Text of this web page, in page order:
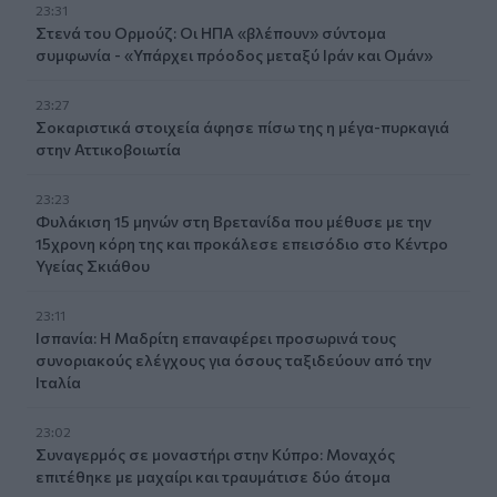
23:31
Στενά του Ορμούζ: Οι ΗΠΑ «βλέπουν» σύντομα
συμφωνία - «Υπάρχει πρόοδος μεταξύ Ιράν και Ομάν»
23:27
Σοκαριστικά στοιχεία άφησε πίσω της η μέγα-πυρκαγιά
στην Αττικοβοιωτία
23:23
Φυλάκιση 15 μηνών στη Βρετανίδα που μέθυσε με την
15χρονη κόρη της και προκάλεσε επεισόδιο στο Κέντρο
Υγείας Σκιάθου
23:11
Ισπανία: Η Μαδρίτη επαναφέρει προσωρινά τους
συνοριακούς ελέγχους για όσους ταξιδεύουν από την
Ιταλία
23:02
Συναγερμός σε μοναστήρι στην Κύπρο: Μοναχός
επιτέθηκε με μαχαίρι και τραυμάτισε δύο άτομα